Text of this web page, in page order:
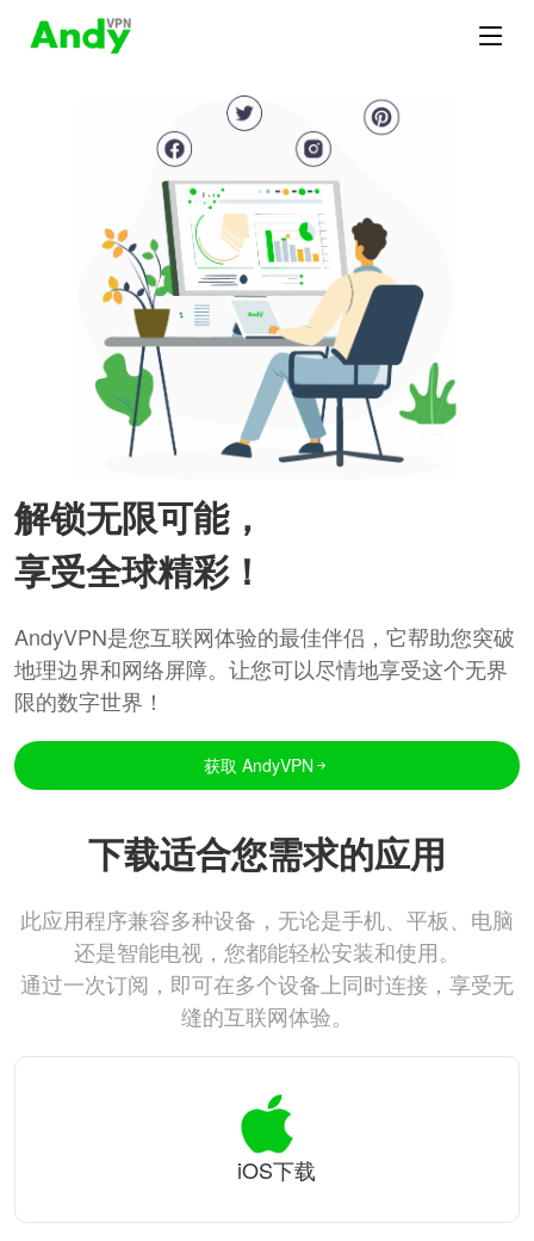
解锁无限可能，
享受全球精彩！
AndyVPN是您互联网体验的最佳伴侣，它帮助您突破
地理边界和网络屏障。让您可以尽情地享受这个无界
限的数字世界！
获取 AndyVPN
下载适合您需求的应用
此应用程序兼容多种设备，无论是手机、平板、电脑
还是智能电视，您都能轻松安装和使用。
通过一次订阅，即可在多个设备上同时连接，享受无
缝的互联网体验。
iOS下载